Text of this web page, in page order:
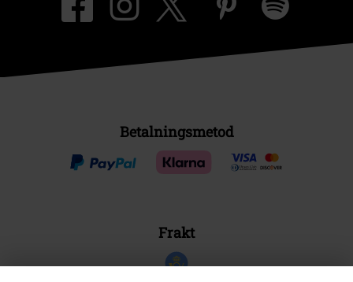
Betalningsmetod
Frakt